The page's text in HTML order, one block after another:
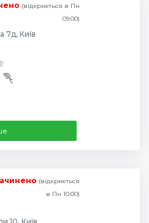
(відкриється в Пн
09:00)
7д, Київ
(відкриється
в Пн 10:00)